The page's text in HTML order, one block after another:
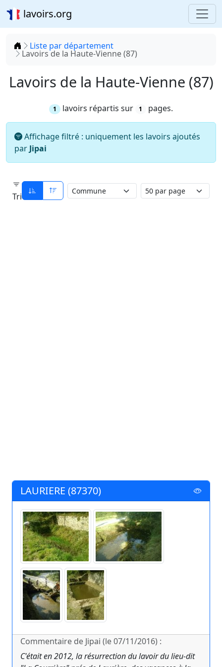
lavoirs.org
Accueil
Liste par département
Lavoirs de la Haute-Vienne (87)
Lavoirs de la Haute-Vienne (87)
1 lavoirs répartis sur 1 pages.
Affichage filtré : uniquement les lavoirs ajoutés
par Jipai
Tri
LAURIERE (87370)
Commentaire de Jipai (le 07/11/2016) :
C'était en 2012, la résurrection du lavoir du lieu-dit